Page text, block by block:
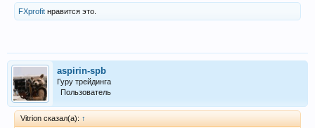
FXprofit нравится это.
aspirin-spb
Гуру трейдинга
Пользователь
Vitrion сказал(а): ↑